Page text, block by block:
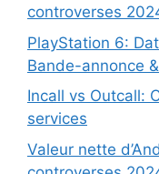
controverses
PlayStation 6:
Bande-annonce
Incall vs Outcall:
services
Valeur nette